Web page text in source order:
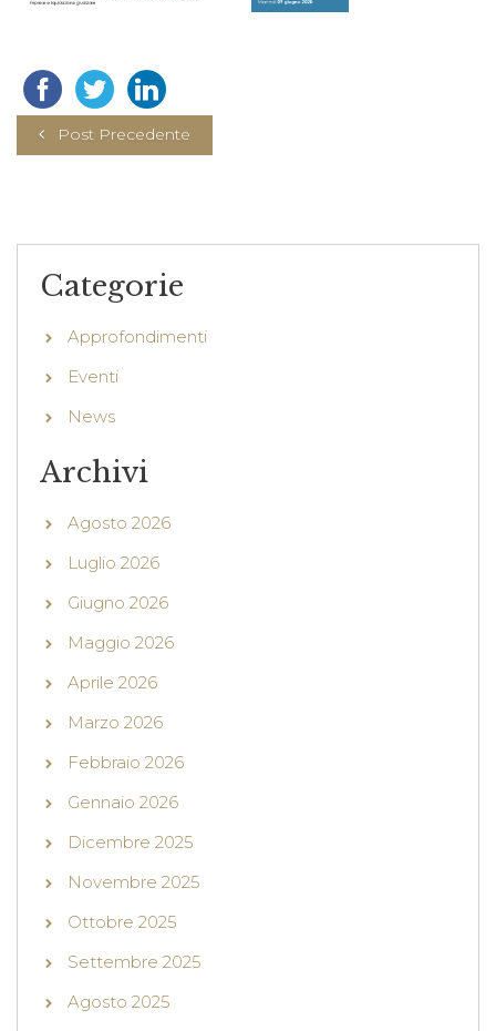
Post Precedente
Categorie
Approfondimenti
Eventi
News
Archivi
Agosto 2026
Luglio 2026
Giugno 2026
Maggio 2026
Aprile 2026
Marzo 2026
Febbraio 2026
Gennaio 2026
Dicembre 2025
Novembre 2025
Ottobre 2025
Settembre 2025
Agosto 2025